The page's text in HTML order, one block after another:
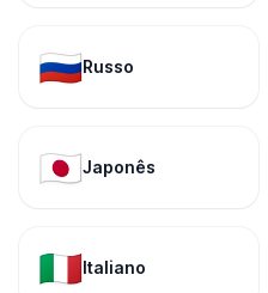
🇷🇺Russo
🇯🇵Japonês
🇮🇹Italiano